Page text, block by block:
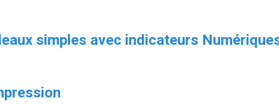
simples avec indicateurs